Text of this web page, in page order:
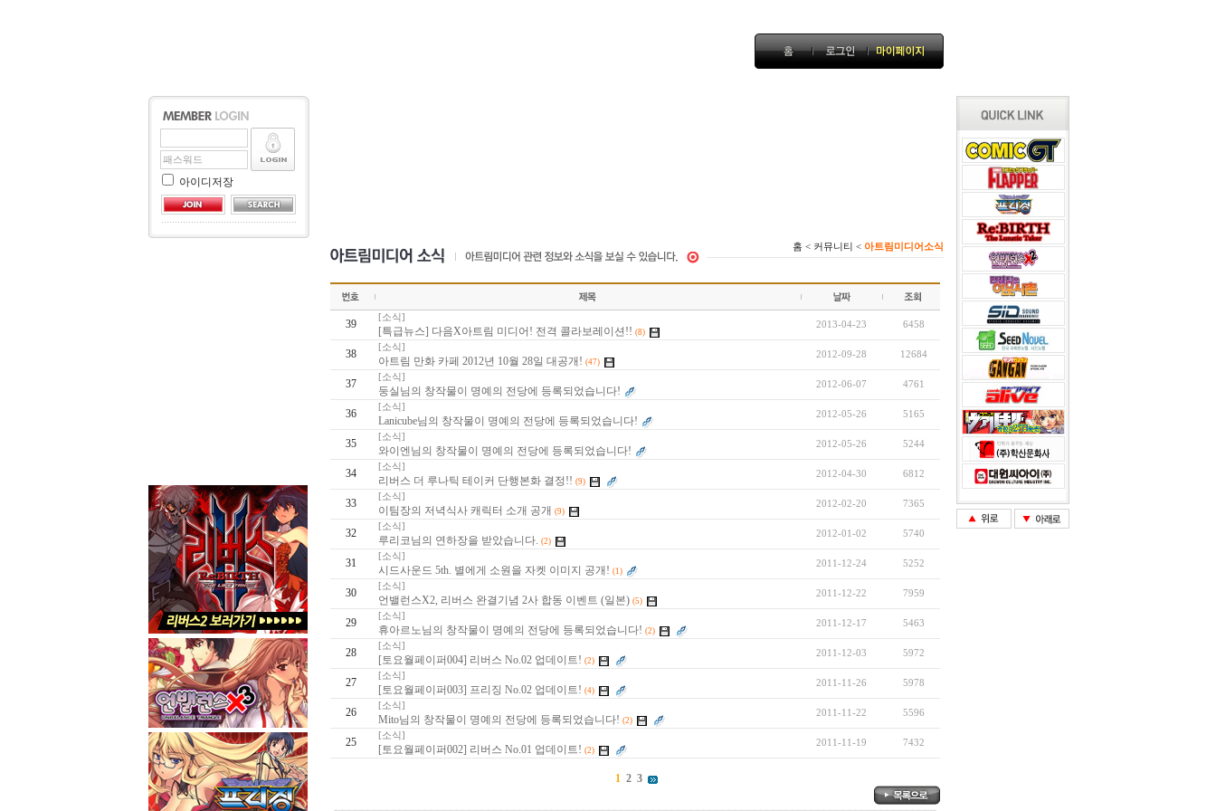
아이디저장
홈 < 커뮤니티 < 아트림미디어소식
39
[소식]
[특급뉴스] 다음X아트림 미디어! 전격 콜라보레이션!! (8)
2013-04-23 6458
38
[소식]
아트림 만화 카페 2012년 10월 28일 대공개! (47)
2012-09-28 12684
37
[소식]
둥실님의 창작물이 명예의 전당에 등록되었습니다!
2012-06-07 4761
36
[소식]
Lanicube님의 창작물이 명예의 전당에 등록되었습니다!
2012-05-26 5165
35
[소식]
와이엔님의 창작물이 명예의 전당에 등록되었습니다!
2012-05-26 5244
34
[소식]
리버스 더 루나틱 테이커 단행본화 결정!! (9)
2012-04-30 6812
33
[소식]
이팀장의 저녁식사 캐릭터 소개 공개 (9)
2012-02-20 7365
32
[소식]
루리코님의 연하장을 받았습니다. (2)
2012-01-02 5740
31
[소식]
시드사운드 5th. 별에게 소원을 자켓 이미지 공개! (1)
2011-12-24 5252
30
[소식]
언밸런스X2, 리버스 완결기념 2사 합동 이벤트 (일본) (5)
2011-12-22 7959
29
[소식]
휴아르노님의 창작물이 명예의 전당에 등록되었습니다! (2)
2011-12-17 5463
28
[소식]
[토요월페이퍼004] 리버스 No.02 업데이트! (2)
2011-12-03 5972
27
[소식]
[토요월페이퍼003] 프리징 No.02 업데이트! (4)
2011-11-26 5978
26
[소식]
Mito님의 창작물이 명예의 전당에 등록되었습니다! (2)
2011-11-22 5596
25
[소식]
[토요월페이퍼002] 리버스 No.01 업데이트! (2)
2011-11-19 7432
1 2 3